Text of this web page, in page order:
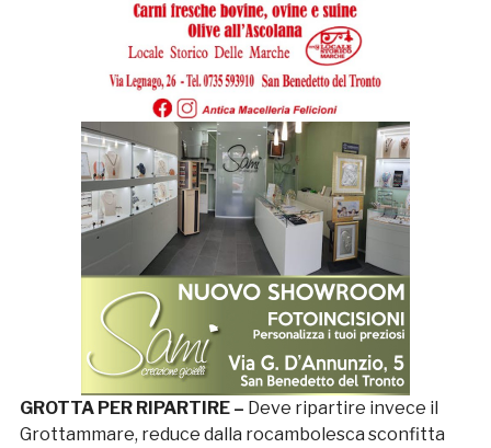
GROTTA PER RIPARTIRE – Deve ripartire invece il
Grottammare, reduce dalla rocambolesca sconfitta